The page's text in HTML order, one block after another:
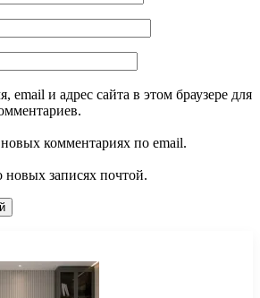
email и адрес сайта в этом браузере для
комментариях по email.
новых записях почтой.